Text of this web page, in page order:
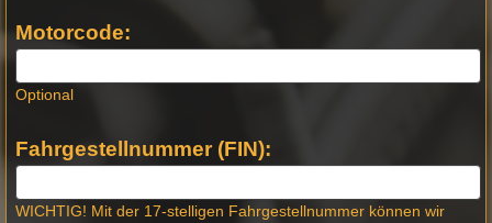
Motorcode:
Optional
Fahrgestellnummer (FIN):
WICHTIG! Mit der 17-stelligen Fahrgestellnummer können wir